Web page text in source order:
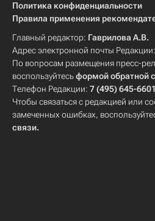
Политика конфиденциальности
Правила применения
Главный редактор: Гаврилова А.В.
Адрес электронной почты Редакции:
По вопросам размещения пресс-
воспользуйтесьформой обратной
Телефон Редакции: 7 (495) 645-6601
Чтобы связаться с редакцией или
замеченных ошибках,
связи.